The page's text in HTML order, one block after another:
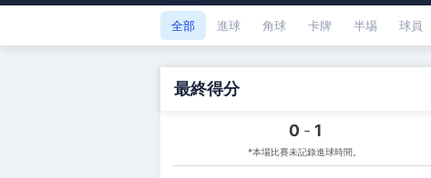
全部 進球 角球 卡牌 半埸 球員
最終得分
0 - 1
*本場比賽未記錄進球時間。